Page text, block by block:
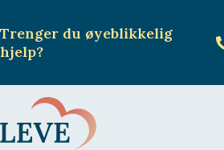
Trenger du øyeblikkelig
hjelp?